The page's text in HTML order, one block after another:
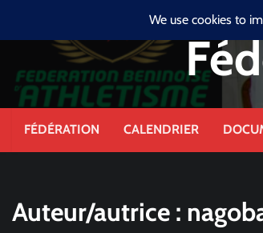
FÉDÉRATION CALENDRIER
Auteur/autrice :